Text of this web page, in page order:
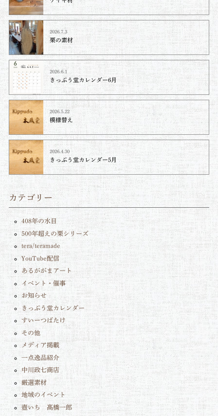
2026.7.3
栗の素材
2026.6.1
きっぷう堂カレンダー6月
2026.5.22
模様替え
2026.4.30
きっぷう堂カレンダー5月
カテゴリー
408年の水目
500年超えの栗シリーズ
tera/teramade
YouTube配信
あるががまアート
イベント・催事
お知らせ
きっぷう堂カレンダー
すいーつばたけ
その他
メディア掲載
一点逸品紹介
中川政七商店
厳選素材
地域のイベント
壺いち 髙橋一郎